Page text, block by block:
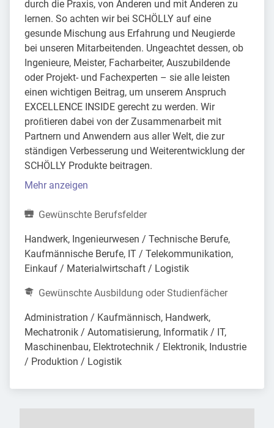
durch die Praxis, von Anderen und mit Anderen zu
lernen. So achten wir bei SCHÖLLY auf eine
gesunde Mischung aus Erfahrung und Neugierde
bei unseren Mitarbeitenden. Ungeachtet dessen, ob
Ingenieure, Meister, Facharbeiter, Auszubildende
oder Projekt- und Fachexperten – sie alle leisten
einen wichtigen Beitrag, um unserem Anspruch
EXCELLENCE INSIDE gerecht zu werden. Wir
proﬁtieren dabei von der Zusammenarbeit mit
Partnern und Anwendern aus aller Welt, die zur
ständigen Verbesserung und Weiterentwicklung der
SCHÖLLY Produkte beitragen.
Mehr anzeigen
Gewünschte Berufsfelder
Handwerk, Ingenieurwesen / Technische Berufe,
Kaufmännische Berufe, IT / Telekommunikation,
Einkauf / Materialwirtschaft / Logistik
Gewünschte Ausbildung oder Studienfächer
Administration / Kaufmännisch, Handwerk,
Mechatronik / Automatisierung, Informatik / IT,
Maschinenbau, Elektrotechnik / Elektronik, Industrie
/ Produktion / Logistik